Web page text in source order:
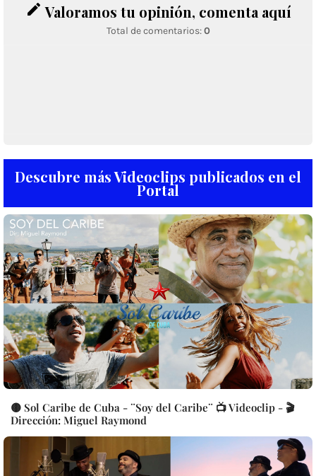
edit Valoramos tu opinión, comenta aquí
Total de comentarios:0
Descubre más Videoclips publicados en el
Portal
🟡 Sol Caribe de Cuba - ¨Soy del Caribe¨ 📺 Videoclip - 🎬
Dirección: Miguel Raymond